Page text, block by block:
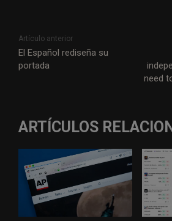
Artículo anterior
El Español rediseña su
portada
need
ARTÍCULOS